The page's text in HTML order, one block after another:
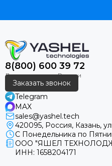
8(800) 600 39 72
Заказать звонок
Telegram
MAX
sales@yashel.tech
420095, Россия, Казань,
С Понедельника по
ООО "ЯШЕЛ
ИНН: 1658204171